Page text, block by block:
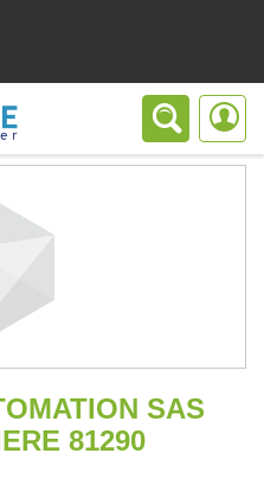
SAS
81290